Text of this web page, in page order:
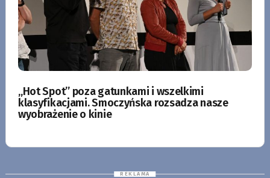
„Hot Spot” poza gatunkami i wszelkimi
klasyfikacjami. Smoczyńska rozsadza nasze
wyobrażenie o kinie